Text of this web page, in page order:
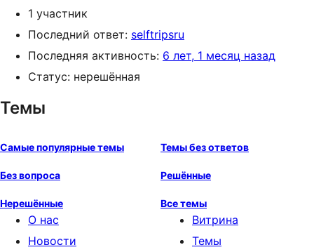
1 участник
Последний ответ: selftripsru
Последняя активность: 6 лет, 1 месяц назад
Статус: нерешённая
Темы
Самые популярные темы Темы без ответов
Без вопроса Решённые
Нерешённые Все темы
О нас
Новости
Витрина
Темы